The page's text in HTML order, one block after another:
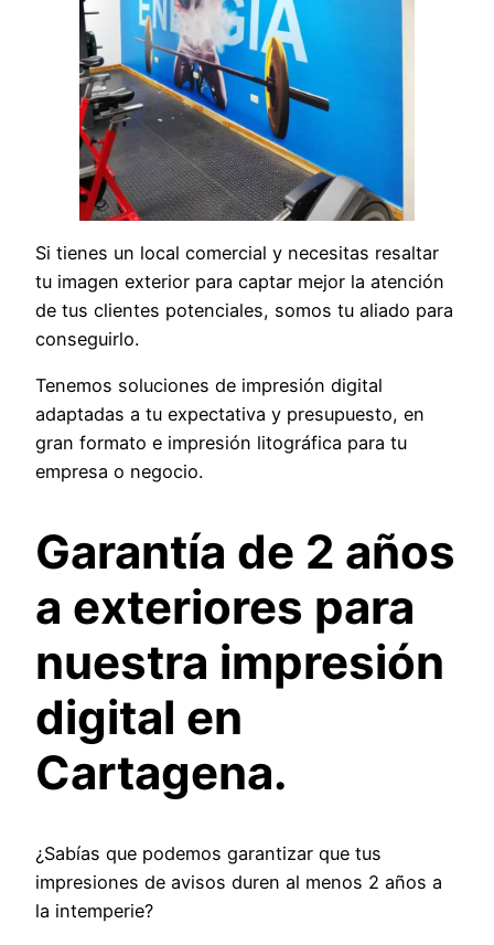
Si tienes un local comercial y necesitas resaltar
tu imagen exterior para captar mejor la atención
de tus clientes potenciales, somos tu aliado para
conseguirlo.
Tenemos soluciones de impresión digital
adaptadas a tu expectativa y presupuesto, en
gran formato e impresión litográfica para tu
empresa o negocio.
Garantía de 2 años
a exteriores para
nuestra impresión
digital en
Cartagena.
¿Sabías que podemos garantizar que tus
impresiones de avisos duren al menos 2 años a
la intemperie?